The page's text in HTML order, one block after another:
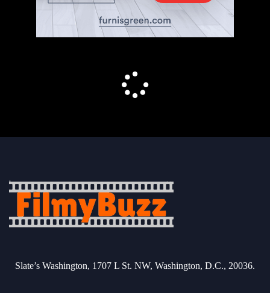
Slate’s Washington, 1707 L St. NW, Washington, D.C., 20036.